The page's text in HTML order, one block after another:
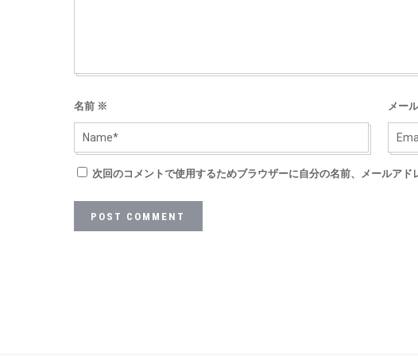
名前 ※ メー
次回のコメントで使用するためブラウザーに自分の名前、メールアド